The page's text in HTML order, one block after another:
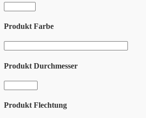
Produkt Farbe
Produkt Durchmesser
Produkt Flechtung